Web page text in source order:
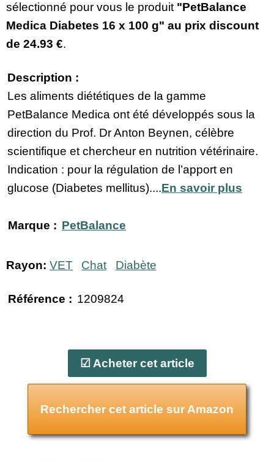
sélectionné pour vous le produit "PetBalance
Medica Diabetes 16 x 100 g" au prix discount
de 24.93 €.
Description :
Les aliments diététiques de la gamme
PetBalance Medica ont été développés sous la
direction du Prof. Dr Anton Beynen, célèbre
scientifique et chercheur en nutrition vétérinaire.
Indication : pour la régulation de l’apport en
glucose (Diabetes mellitus)....En savoir plus
Marque : PetBalance
Rayon: VET Chat Diabète
Référence : 1209824
☑ Acheter cet article
Rechercher cet article sur Amazon